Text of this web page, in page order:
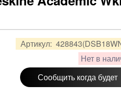
Артикул:
Нет в
Сообщить когда будет